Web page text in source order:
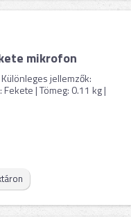
mikrofon
jellemzők:
Fekete | Tömeg: 0.11 kg |